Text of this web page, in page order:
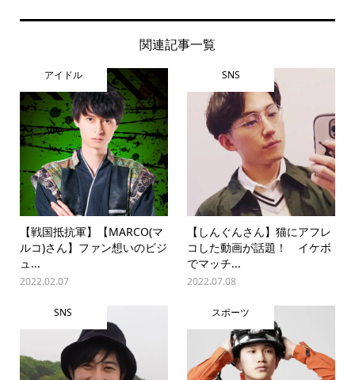
関連記事一覧
アイドル
【戦国抵抗軍】【MARCO(マ
ルコ)さん】ファン想いのビジ
ュ...
2022.02.07
SNS
【しんぐんさん】猫にアフレ
コした動画が話題！ イケボ
でマッチ...
2022.07.08
SNS スポーツ